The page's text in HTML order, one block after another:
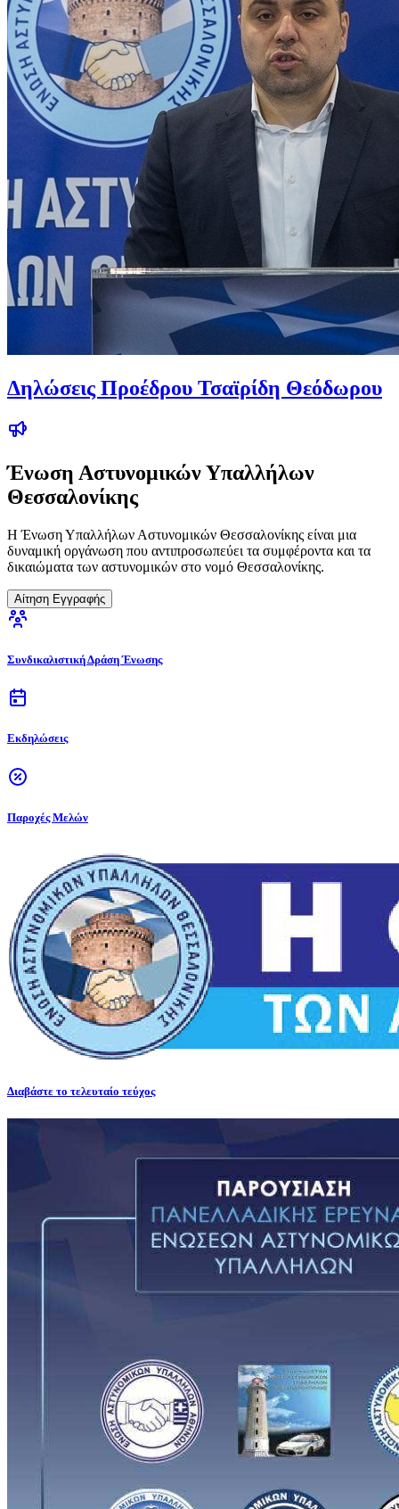
Δηλώσεις Προέδρου Τσαϊρίδη Θεόδωρου
Ένωση Αστυνομικών Υπαλλήλων
Θεσσαλονίκης
Η Ένωση Υπαλλήλων Αστυνομικών Θεσσαλονίκης είναι μια
δυναμική οργάνωση που αντιπροσωπεύει τα συμφέροντα και τα
δικαιώματα των αστυνομικών στο νομό Θεσσαλονίκης.
Αίτηση Εγγραφής
Συνδικαλιστική Δράση Ένωσης
Εκδηλώσεις
Παροχές Μελών
Διαβάστε το τελευταίο τεύχος